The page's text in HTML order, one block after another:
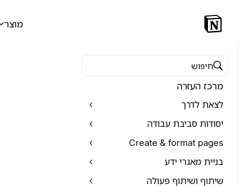
מוצר
חיפוש במרכז העזרה
מרכז העזרה
לצאת לדרך
יסודות סביבת עבודה
Create & format pages
בניית מאגרי ידע
שיתוף ושיתוף פעולה